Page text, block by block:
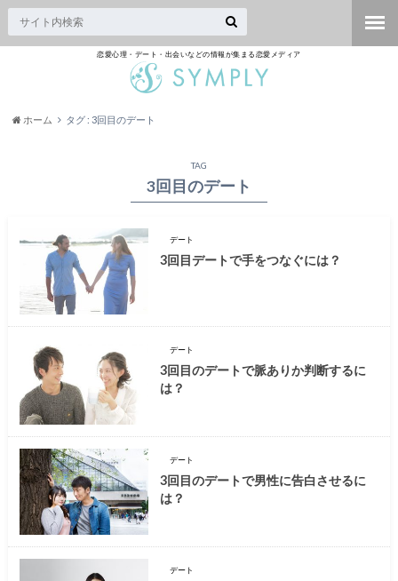
恋愛心理・デート・出会いなどの情報が集まる恋愛メディア
ホーム タグ : 3回目のデート
TAG
3回目のデート
デート
3回目デートで手をつなぐには？
デート
3回目のデートで脈ありか判断するに
は？
デート
3回目のデートで男性に告白させるに
は？
デート